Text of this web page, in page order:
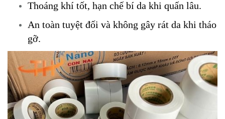
Thoáng khí tốt, hạn chế bí da khi quấn lâu.
An toàn tuyệt đối và không gây rát da khi tháo
gỡ.